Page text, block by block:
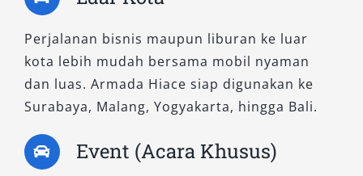
transportasi harian maupun perjalanan jarak
jauh.
Meski ekonomis, kualitas mobil tetap terjaga.
Fasilitas standar seperti AC dingin, kursi
empuk, serta ruang bagasi cukup besar
membuatnya tetap mampu memberikan
pengalaman perjalanan nyaman tanpa harus
Perjalanan bisnis maupun liburan ke luar
kota lebih mudah bersama mobil nyaman
dan luas. Armada Hiace siap digunakan ke
Surabaya, Malang, Yogyakarta, hingga Bali.
Event (Acara Khusus)